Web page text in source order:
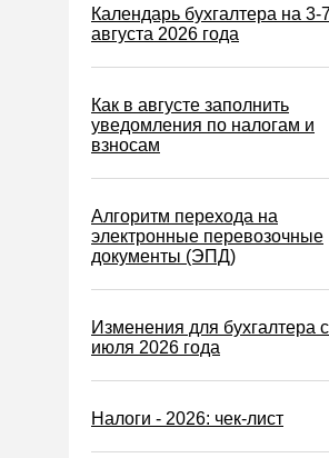
Водный налог
Экологический налог
Налог на игорный бизнес
Акцизы
Уплата налогов (взносов)
Возврат и зачет налогов
Налоговые проверки
Самозанятые
Банк
Онлайн-кассы ККТ ККМ
Календарь бухгалтера на 3-
августа 2026 года
Как в августе заполнить
уведомления по налогам и
взносам
Алгоритм перехода на
электронные перевозочные
документы (ЭПД)
Изменения для бухгалтера
июля 2026 года
Налоги - 2026: чек-лист